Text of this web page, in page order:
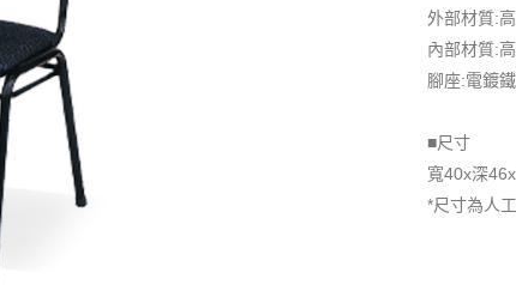
外部材質:
內部材質:
腳座:電鍍
■尺寸
寬40x深
*尺寸為人